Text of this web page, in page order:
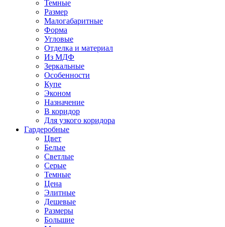
Темные
Размер
Малогабаритные
Форма
Угловые
Отделка и материал
Из МДФ
Зеркальные
Особенности
Купе
Эконом
Назначение
В коридор
Для узкого коридора
Гардеробные
Цвет
Белые
Светлые
Серые
Темные
Цена
Элитные
Дешевые
Размеры
Большие